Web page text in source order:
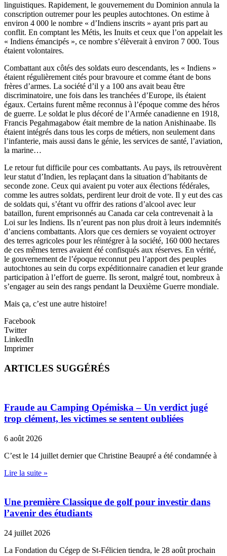
linguistiques. Rapidement, le gouvernement du Dominion annula la
conscription outremer pour les peuples autochtones. On estime à
environ 4 000 le nombre « d’Indiens inscrits » ayant pris part au
conflit. En comptant les Métis, les Inuits et ceux que l’on appelait les
« Indiens émancipés », ce nombre s’élèverait à environ 7 000. Tous
étaient volontaires.
Combattant aux côtés des soldats euro descendants, les « Indiens »
étaient régulièrement cités pour bravoure et comme étant de bons
frères d’armes. La société d’il y a 100 ans avait beau être
discriminatoire, une fois dans les tranchées d’Europe, ils étaient
égaux. Certains furent même reconnus à l’époque comme des héros
de guerre. Le soldat le plus décoré de l’Armée canadienne en 1918,
Francis Pegahmagabow était membre de la nation Anishinaabe. Ils
étaient intégrés dans tous les corps de métiers, non seulement dans
l’infanterie, mais aussi dans le génie, les services de santé, l’aviation,
la marine…
Le retour fut difficile pour ces combattants. Au pays, ils retrouvèrent
leur statut d’Indien, les replaçant dans la situation d’habitants de
seconde zone. Ceux qui avaient pu voter aux élections fédérales,
comme les autres soldats, perdirent leur droit de vote. Il y eut des cas
de soldats qui, s’étant vu offrir des rations d’alcool avec leur
bataillon, furent emprisonnés au Canada car cela contrevenait à la
Loi sur les Indiens. Ils n’eurent pas non plus droit à leurs indemnités
d’anciens combattants. Alors que ces derniers se voyaient octroyer
des terres agricoles pour les réintégrer à la société, 160 000 hectares
de ces mêmes terres avaient été confisqués aux réserves. En vérité,
le gouvernement de l’époque reconnut peu l’apport des peuples
autochtones au sein du corps expéditionnaire canadien et leur grande
participation à l’effort de guerre. Ils seront, malgré tout, nombreux à
s’engager au sein des rangs pendant la Deuxième Guerre mondiale.
Mais ça, c’est une autre histoire!
Facebook
Twitter
LinkedIn
Imprimer
ARTICLES SUGGÉRÉS
Fraude au Camping Opémiska – Un verdict jugé
trop clément, les victimes se sentent oubliées
6 août 2026
C’est le 14 juillet dernier que Christine Beaupré a été condamnée à
Lire la suite »
Une première Classique de golf pour investir dans
l’avenir des étudiants
24 juillet 2026
La Fondation du Cégep de St-Félicien tiendra, le 28 août prochain